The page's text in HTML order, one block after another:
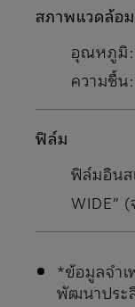
สภาพแวดล้อ
อุณหภูมิ:
ความชื้น
ฟิล์ม
ฟิล์มอินส
WIDE”
*ข้อมูลจําเ
พัฒนาประ